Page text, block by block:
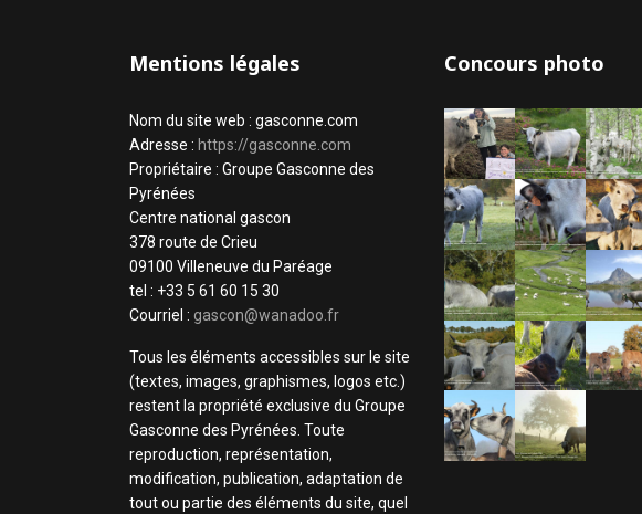
Mentions légales
Nom du site web : gasconne.com
Adresse : https://gasconne.com
Propriétaire : Groupe Gasconne des
Pyrénées
Centre national gascon
378 route de Crieu
09100 Villeneuve du Paréage
tel : +33 5 61 60 15 30
Courriel : gascon@wanadoo.fr
Tous les éléments accessibles sur le site
(textes, images, graphismes, logos etc.)
restent la propriété exclusive du Groupe
Gasconne des Pyrénées. Toute
reproduction, représentation,
modification, publication, adaptation de
tout ou partie des éléments du site, quel
Concours photo